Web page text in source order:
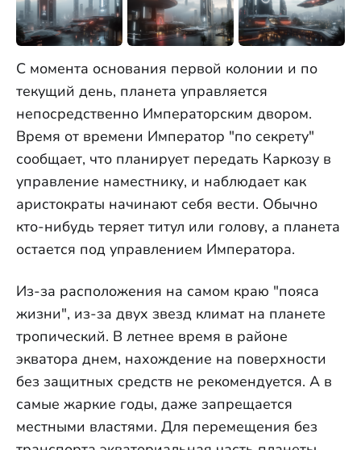
С момента основания первой колонии и по
текущий день, планета управляется
непосредственно Императорским двором.
Время от времени Император "по секрету"
сообщает, что планирует передать Каркозу в
управление наместнику, и наблюдает как
аристократы начинают себя вести. Обычно
кто-нибудь теряет титул или голову, а планета
остается под управлением Императора.
Из-за расположения на самом краю "пояса
жизни", из-за двух звезд климат на планете
тропический. В летнее время в районе
экватора днем, нахождение на поверхности
без защитных средств не рекомендуется. А в
самые жаркие годы, даже запрещается
местными властями. Для перемещения без